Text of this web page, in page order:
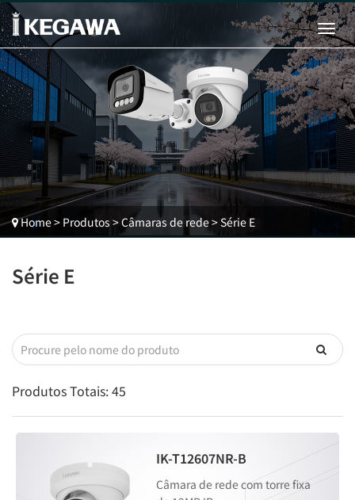
Home> Produtos >Câmaras de rede>Série E
Série E
Produtos Totais:45
IK-T12607NR-B
Câmara de rede com torre fixa